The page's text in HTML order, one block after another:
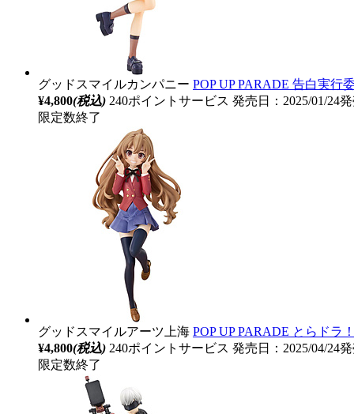
グッドスマイルカンパニー POP UP PARADE 告白実行
¥4,800(税込) 240ポイントサービス 発売日：2025/01/24
限定数終了
グッドスマイルアーツ上海 POP UP PARADE とらドラ
¥4,800(税込) 240ポイントサービス 発売日：2025/04/24
限定数終了